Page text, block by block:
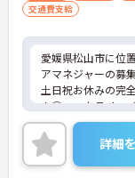
交通費支給
愛媛県松山市に位
アマネジャーの募
土日祝お休みの完
ん◎ワークライフ
めです♪
ご興味のある方に
に詳細をご案内し
い！
詳細